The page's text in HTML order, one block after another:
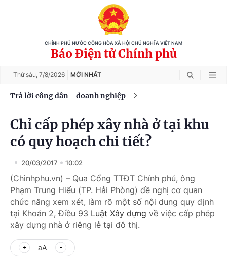
CHÍNH PHỦ NƯỚC CỘNG HÒA XÃ HỘI CHỦ NGHĨA VIỆT NAM
Báo Điện tử Chính phủ
Thứ sáu, 7/8/2026 MỚI NHẤT
Trả lời công dân - doanh nghiệp
Chỉ cấp phép xây nhà ở tại khu
có quy hoạch chi tiết?
20/03/2017 10:02
(Chinhphu.vn) – Qua Cổng TTĐT Chính phủ, ông
Phạm Trung Hiếu (TP. Hải Phòng) đề nghị cơ quan
chức năng xem xét, làm rõ một số nội dung quy định
tại Khoản 2, Điều 93 Luật Xây dựng về việc cấp phép
xây dựng nhà ở riêng lẻ tại đô thị.
aA